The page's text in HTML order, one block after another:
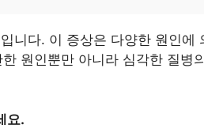
니다. 이 증상은 다양한 원인에
원인뿐만 아니라 심각한 질병
요.